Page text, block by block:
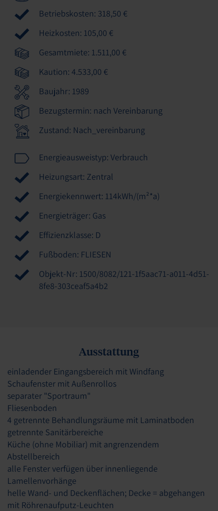
Betriebskosten: 318,50 €
Heizkosten: 105,00 €
Gesamtmiete: 1.511,00 €
Kaution: 4.533,00 €
Baujahr: 1989
Bezugstermin: nach Vereinbarung
Zustand: Nach_vereinbarung
Energieausweistyp: Verbrauch
Heizungsart: Zentral
Energiekennwert: 114kWh/(m²*a)
Energieträger: Gas
Effizienzklasse: D
Fußboden: FLIESEN
Objekt-Nr: 1500/8082/121-1f5aac71-a011-4d51-
8fe8-303ceaf5a4b2
Ausstattung
einladender Eingangsbereich mit Windfang
Schaufenster mit Außenrollos
separater "Sportraum"
Fliesenboden
4 getrennte Behandlungsräume mit Laminatboden
getrennte Sanitärbereiche
Küche (ohne Mobiliar) mit angrenzendem
Abstellbereich
alle Fenster verfügen über innenliegende
Lamellenvorhänge
helle Wand- und Deckenflächen; Decke = abgehangen
mit Röhrenaufputz-Leuchten